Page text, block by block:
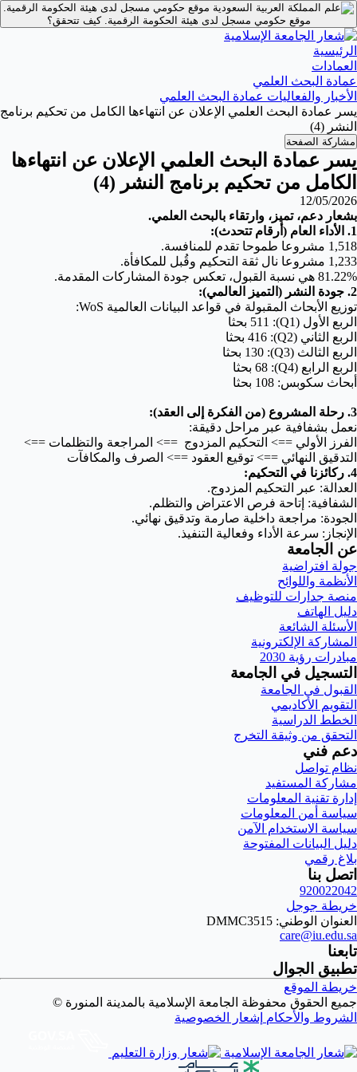
موقع حكومي مسجل لدى هيئة الحكومة الرقمية.
موقع حكومي مسجل لدى هيئة الحكومة الرقمية.كيف تتحقق؟
الرئيسية
العمادات
عمادة البحث العلمي
الأخبار والفعاليات عمادة البحث العلمي
يسر عمادة البحث العلمي الإعلان عن انتهاءها الكامل من تحكيم برنامج
النشر (4)
مشاركة الصفحة
يسر عمادة البحث العلمي الإعلان عن انتهاءها
الكامل من تحكيم برنامج النشر (4)
12/05/2026
بشعار ​دعم، تميز، وارتقاء بالبحث العلمي.
​1. الأداء العام (أرقام تتحدث):
​1,518 مشروعا طموحا تقدم للمنافسة.
​1,233 مشروعا نال ثقة التحكيم وقُبل للمكافأة.
​81.22% هي نسبة القبول، تعكس جودة المشاركات المقدمة.
​2. جودة النشر (التميز العالمي):
توزيع الأبحاث المقبولة في قواعد البيانات العالمية WoS:
الربع الأول (Q1): 511 بحثا
الربع الثاني (Q2): 416 بحثا
الربع الثالث (Q3): 130 بحثا
الربع الرابع (Q4): 68 بحثا
أبحاث سكوبس: 108 بحثا
​3. رحلة المشروع (من الفكرة إلى العقد):
نعمل بشفافية عبر مراحل دقيقة:
الفرز الأولي ==> التحكيم المزدوج ==> المراجعة والتظلمات ==>
التدقيق النهائي ==> توقيع العقود ==> الصرف والمكافآت
​4. ركائزنا في التحكيم:
​العدالة: عبر التحكيم المزدوج.
​الشفافية: إتاحة فرص الاعتراض والتظلم.
​الجودة: مراجعة داخلية صارمة وتدقيق نهائي.
​الإنجاز: سرعة الأداء وفعالية التنفيذ.
عن الجامعة
جولة افتراضية
الأنظمة واللوائح
منصة جدارات للتوظيف
دليل الهاتف
الأسئلة الشائعة
المشاركة الإلكترونية
مبادرات رؤية 2030
التسجيل في الجامعة
القبول في الجامعة
التقويم الأكاديمي
الخطط الدراسية
التحقق من وثيقة التخرج
دعم فني
نظام تواصل
مشاركة المستفيد
إدارة تقنية المعلومات
سياسة أمن المعلومات
سياسة الاستخدام الآمن
دليل البيانات المفتوحة
بلاغ رقمي
اتصل بنا
920022042
خريطة جوجل
العنوان الوطني: DMMC3515
care@iu.edu.sa
تابعنا
تطبيق الجوال
خريطة الموقع
جميع الحقوق محفوظة الجامعة الإسلامية بالمدينة المنورة ©
الشروط والأحكام إشعار الخصوصية